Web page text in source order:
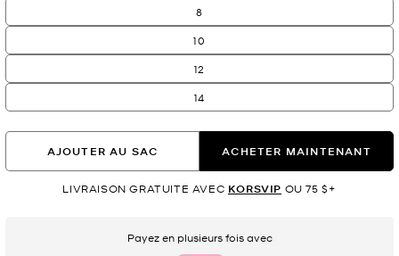
8
10
12
14
AJOUTER AU SAC ACHETER MAINTENANT
LIVRAISON GRATUITE AVEC KORSVIP OU 75 $+
Payez en plusieurs fois avec